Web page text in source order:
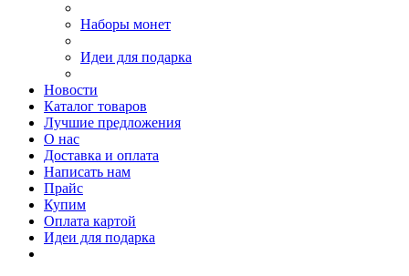
Наборы монет
Идеи для подарка
Новости
Каталог товаров
Лучшие предложения
О нас
Доставка и оплата
Написать нам
Прайс
Купим
Оплата картой
Идеи для подарка